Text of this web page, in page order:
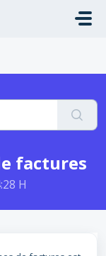
factures
H